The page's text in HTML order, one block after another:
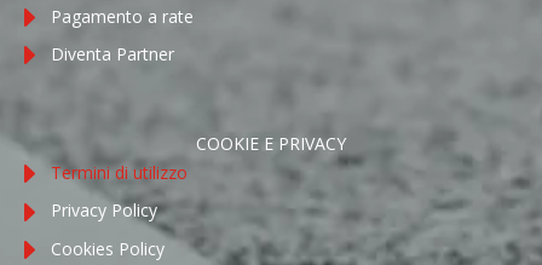
Pagamento a rate
Diventa Partner
COOKIE E PRIVACY
Termini di utilizzo
Privacy Policy
Cookies Policy